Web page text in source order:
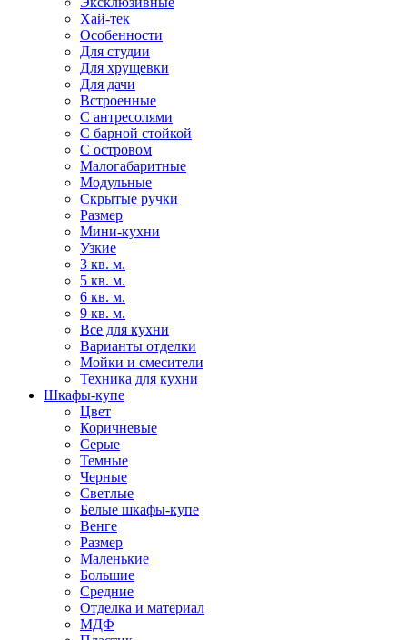
Хай-тек
Особенности
Для студии
Для хрущевки
Для дачи
Встроенные
С антресолями
С барной стойкой
С островом
Малогабаритные
Модульные
Скрытые ручки
Размер
Мини-кухни
Узкие
3 кв. м.
5 кв. м.
6 кв. м.
9 кв. м.
Все для кухни
Варианты отделки
Мойки и смесители
Техника для кухни
Шкафы-купе
Цвет
Коричневые
Серые
Темные
Черные
Светлые
Белые шкафы-купе
Венге
Размер
Маленькие
Большие
Средние
Отделка и материал
МДФ